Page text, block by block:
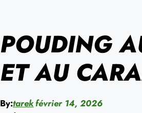
POUDING
ET AU
By:tarekfévrier 14, 2026